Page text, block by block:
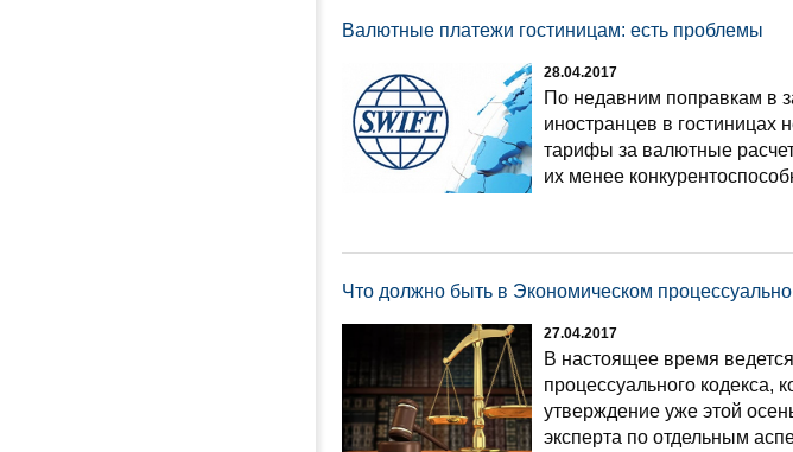
Валютные платежи гостиницам: есть проблемы
28.04.2017
По недавним поправкам в
иностранцев в гостиницах
тарифы за валютные
их менее
Что должно быть в Экономическом
27.04.2017
В настоящее время
процессуального кодекса,
утверждение уже этой
эксперта по отдельным